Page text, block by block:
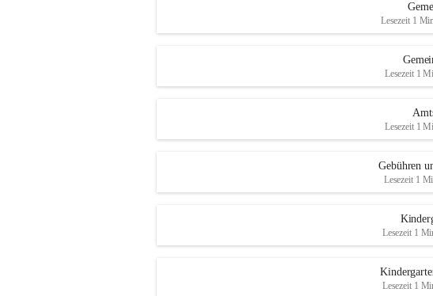
Lesezeit 1
Lesezeit 1
Lesezeit 1
Gebühren
Lesezeit 1
Lesezeit 1
Lesezeit 1